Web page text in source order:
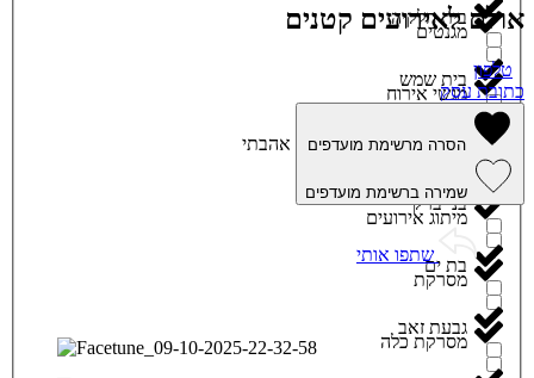
מגנטים
מגשי אירוח
מוזיקה
מיתוג אירועים
מסרקת
מסרקת כלה
בית חלקיה
בית שמש
ביתר עילית
בני ברק
בת ים
גבעת זאב
אולם לאירועים קטנים
טלפון
כתובת עסק
הסרה מרשימת מועדפים
שמירה ברשימת מועדפים
אהבתי
שתפו אותי